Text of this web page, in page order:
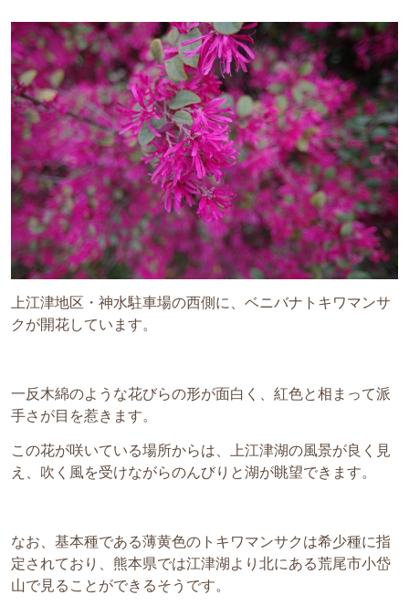
上江津地区・神水駐車場の西側に、ベニバナトキワマンサ
クが開花しています。
一反木綿のような花びらの形が面白く、紅色と相まって派
手さが目を惹きます。
この花が咲いている場所からは、上江津湖の風景が良く見
え、吹く風を受けながらのんびりと湖が眺望できます。
なお、基本種である薄黄色のトキワマンサクは希少種に指
定されており、熊本県では江津湖より北にある荒尾市小岱
山で見ることができるそうです。